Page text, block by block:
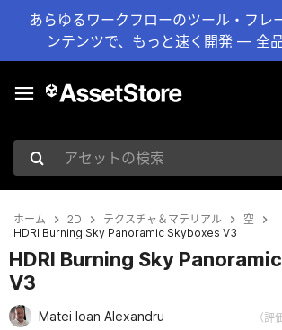
あらゆるワークフローのツール・フレ
ンテンツで、もっと速く開発 — 全品
アセットの検索
ホーム 2D テクスチャ＆マテリアル
空
HDRI Burning Sky Panoramic Skyboxes V3
HDRI Burning Sky
V3
Matei Ioan Alexandru （評